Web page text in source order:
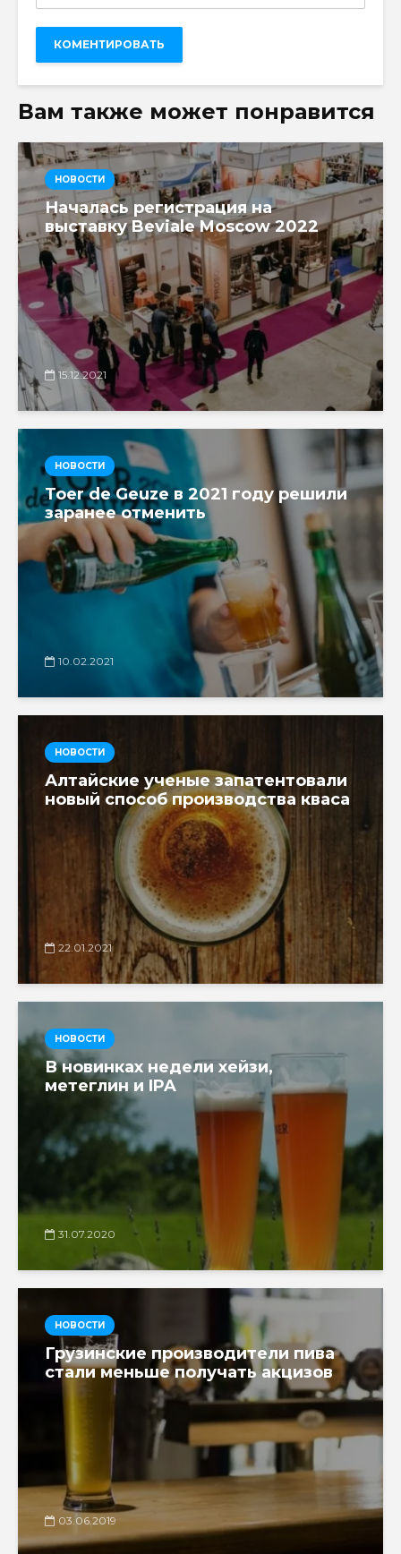
Вам также может понравится
НОВОСТИ
Началась регистрация на
выставку Beviale Moscow 2022
15.12.2021
НОВОСТИ
Toer de Geuze в 2021 году решили
заранее отменить
10.02.2021
НОВОСТИ
Алтайские ученые запатентовали
новый способ производства кваса
22.01.2021
НОВОСТИ
В новинках недели хейзи,
метеглин и IPA
31.07.2020
НОВОСТИ
Грузинские производители пива
стали меньше получать акцизов
03.06.2019